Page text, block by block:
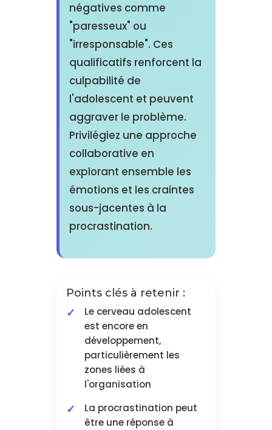
négatives comme
"paresseux" ou
"irresponsable". Ces
qualificatifs renforcent la
culpabilité de
l'adolescent et peuvent
aggraver le problème.
Privilégiez une approche
collaborative en
explorant ensemble les
émotions et les craintes
sous-jacentes à la
procrastination.
Points clés à retenir :
Le cerveau adolescent
est encore en
développement,
particulièrement les
zones liées à
l'organisation
La procrastination peut
être une réponse à